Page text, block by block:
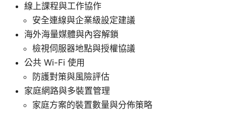
線上課程與工作協作
安全連線與企業級設定建議
海外海量媒體與內容解鎖
檢視伺服器地點與授權協議
公共 Wi-Fi 使用
防護對策與風險評估
家庭網路與多裝置管理
家庭方案的裝置數量與分佈策略